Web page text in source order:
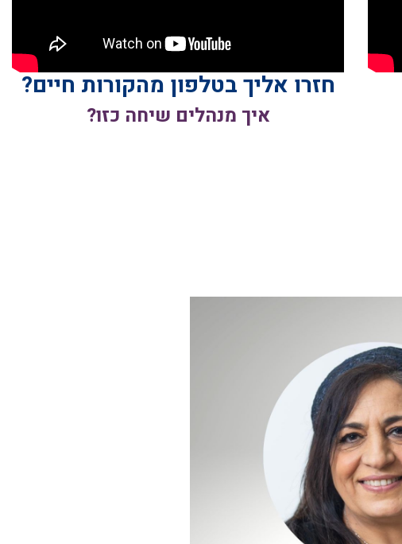
חזרו אליך בטלפון מהקורות חיים?
איך מנהלים שיחה כזו?